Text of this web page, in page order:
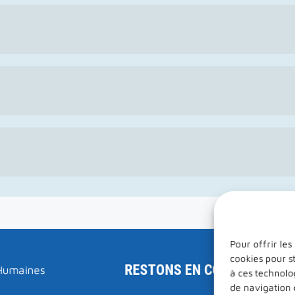
Pour offrir les
cookies pour
à ces
de navigation
RESTONS EN CONTACT